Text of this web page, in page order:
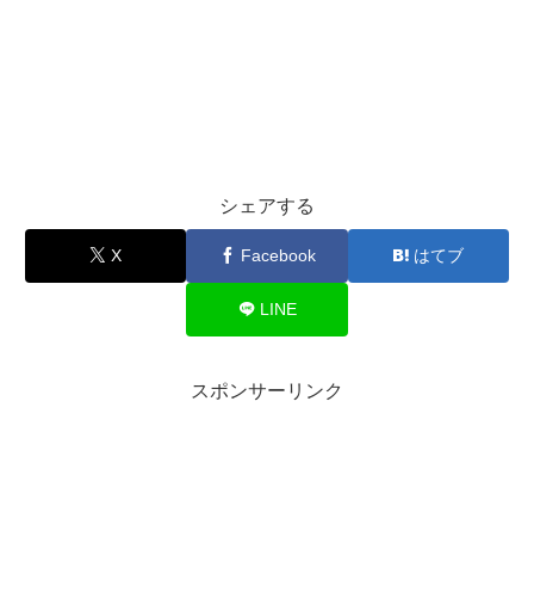
シェアする
X Facebook はてブ
LINE
スポンサーリンク